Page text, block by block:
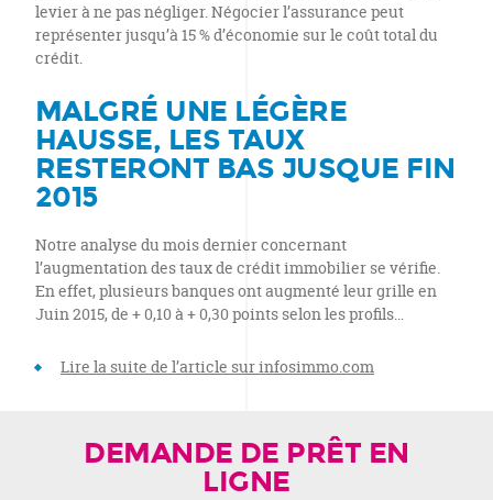
levier à ne pas négliger. Négocier l’assurance peut
représenter jusqu’à 15 % d’économie sur le coût total du
crédit.
MALGRÉ UNE LÉGÈRE
HAUSSE, LES TAUX
RESTERONT BAS JUSQUE FIN
2015
Notre analyse du mois dernier concernant
l’augmentation des taux de crédit immobilier se vérifie.
En effet, plusieurs banques ont augmenté leur grille en
Juin 2015, de + 0,10 à + 0,30 points selon les profils…
Lire la suite de l’article sur infosimmo.com
DEMANDE DE PRÊT EN
LIGNE